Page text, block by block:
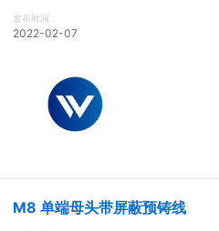
发布时间：
2022-02-07
M8 单端母头带屏蔽预铸线